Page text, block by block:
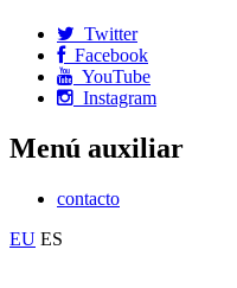
Twitter
Facebook
YouTube
Instagram
Menú auxiliar
contacto
EU ES